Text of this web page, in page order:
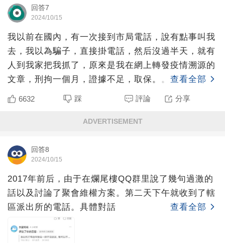
回答7
2024/10/15
我以前在國內，有一次接到市局電話，說有點事叫我
去，我以為騙子，直接掛電話，然后沒過半天，就有
人到我家把我抓了，原來是我在網上轉發疫情溯源的
文章，刑拘一個月，證據不足，取保。。 查看全部
6632 踩 評論 分享
ADVERTISEMENT
回答8
2024/10/15
2017年前后，由于在爛尾樓QQ群里說了幾句過激的
話以及討論了聚會維權方案。第二天下午就收到了轄
區派出所的電話。具體對話
查看全部